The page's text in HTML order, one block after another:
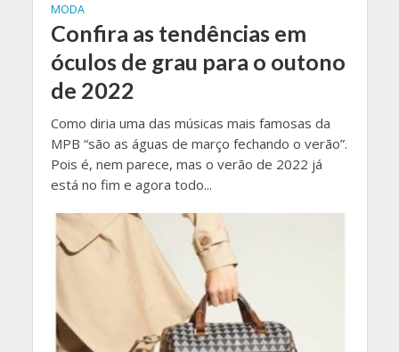
MODA
Confira as tendências em
óculos de grau para o outono
de 2022
Como diria uma das músicas mais famosas da
MPB “são as águas de março fechando o verão”.
Pois é, nem parece, mas o verão de 2022 já
está no fim e agora todo...